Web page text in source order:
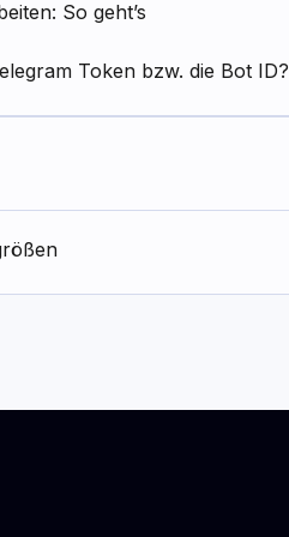
So geht’s
Token bzw. die Bot ID?